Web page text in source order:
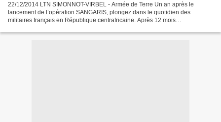
22/12/2014 LTN SIMONNOT-VIRBEL - Armée de Terre Un an après le
lancement de l’opération SANGARIS, plongez dans le quotidien des
militaires français en République centrafricaine. Après 12 mois